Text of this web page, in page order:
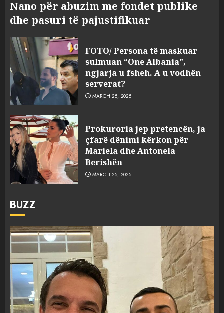
Nano për abuzim me fondet publike
dhe pasuri të pajustifikuar
FOTO/ Persona të maskuar
sulmuan “One Albania”,
ngjarja u fsheh. A u vodhën
serverat?
MARCH 25, 2025
Prokuroria jep pretencën, ja
çfarë dënimi kërkon për
Mariela dhe Antonela
Berishën
MARCH 25, 2025
BUZZ